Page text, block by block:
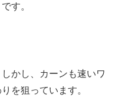
す。
かし、カーンも速いワ
を狙っています。